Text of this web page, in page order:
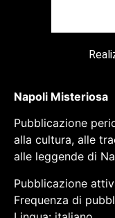
Napoli Misteriosa
Pubblicazione
alla cultura, alle
alle leggende di
Pubblicazione
Frequenza di